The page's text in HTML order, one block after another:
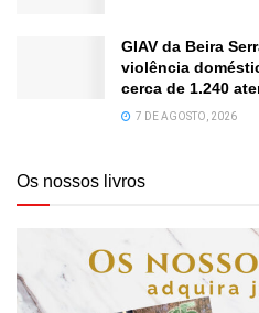
GIAV da Beira
violência
cerca de 1.240
7 DE AGOSTO, 2026
Os nossos livros